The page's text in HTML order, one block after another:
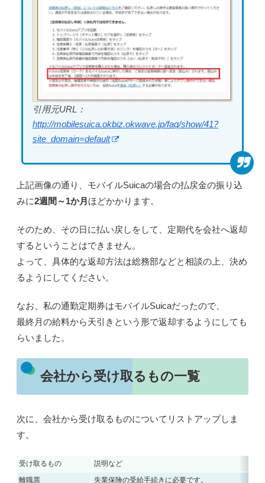
引用元URL：
http://mobilesuica.okbiz.okwave.jp/faq/show/41?
site_domain=default
上記画像の通り、モバイルSuicaの場合の払戻金の振り込
みに2週間～1か月ほどかかります。
そのため、その日に払い戻しをして、定期代を会社へ返却
するということはできません。
よって、具体的な返却方法は総務部などと相談の上、決め
るようにしてください。
なお、私の通勤定期券はモバイルSuicaだったので、
最終月の給料から天引きという形で返却するようにしても
らいました。
会社から受け取るもの一覧
次に、会社から受け取るものについてリストアップしま
す。
受け取るもの
説明など
離職票
失業保険の受給手続きに必要です。